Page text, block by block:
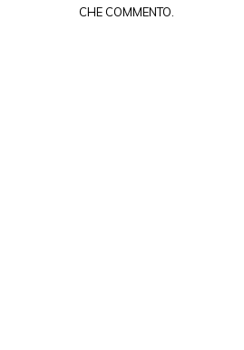
CHE COMMENTO.